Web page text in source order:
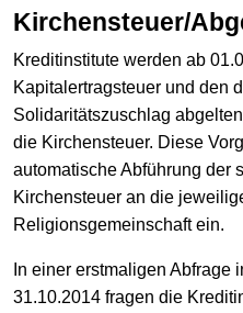
Kirchensteuer/
Kreditinstitute werden ab
Kapitalertragsteuer und den
Solidaritätszuschlag
die Kirchensteuer. Diese
automatische Abführung der
Kirchensteuer an die
Religionsgemeinschaft ein.
In einer erstmaligen Abfrage
31.10.2014 fragen die